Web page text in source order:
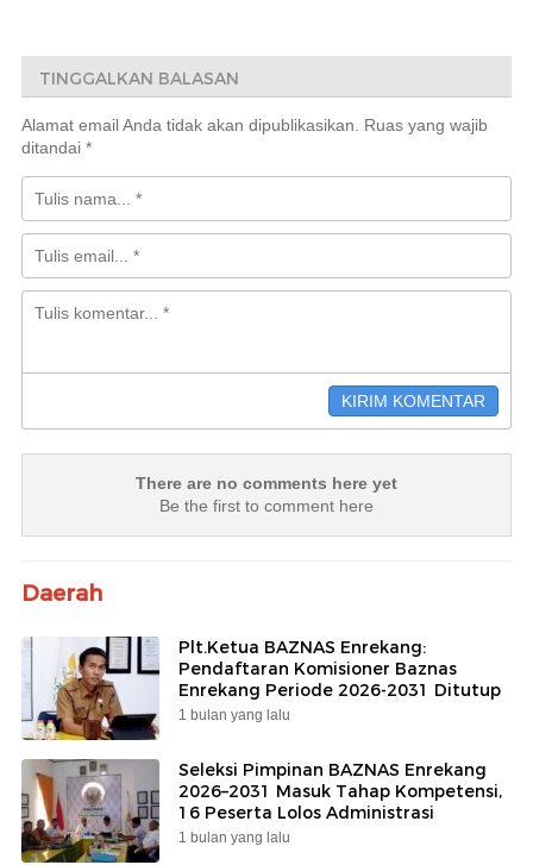
TINGGALKAN BALASAN
Alamat email Anda tidak akan dipublikasikan.
Ruas yang wajib
ditandai *
There are no comments here yet
Be the first to comment here
Daerah
Plt.Ketua BAZNAS Enrekang:
Pendaftaran Komisioner Baznas
Enrekang Periode 2026-2031 Ditutup
1 bulan yang lalu
Seleksi Pimpinan BAZNAS Enrekang
2026–2031 Masuk Tahap Kompetensi,
16 Peserta Lolos Administrasi
1 bulan yang lalu